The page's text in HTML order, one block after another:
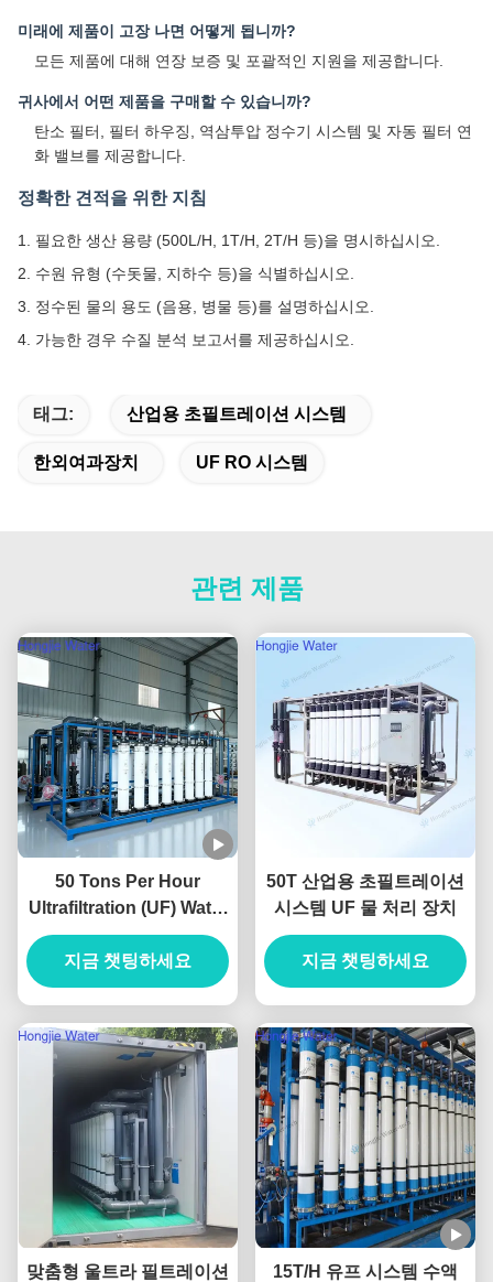
미래에 제품이 고장 나면 어떻게 됩니까?
모든 제품에 대해 연장 보증 및 포괄적인 지원을 제공합니다.
귀사에서 어떤 제품을 구매할 수 있습니까?
탄소 필터, 필터 하우징, 역삼투압 정수기 시스템 및 자동 필터 연
화 밸브를 제공합니다.
정확한 견적을 위한 지침
1. 필요한 생산 용량 (500L/H, 1T/H, 2T/H 등)을 명시하십시오.
2. 수원 유형 (수돗물, 지하수 등)을 식별하십시오.
3. 정수된 물의 용도 (음용, 병물 등)를 설명하십시오.
4. 가능한 경우 수질 분석 보고서를 제공하십시오.
태그: 산업용 초필트레이션 시스템
한외여과장치 UF RO 시스템
관련 제품
50 Tons Per Hour
Ultrafiltration (UF) Water
Treatment System For
Pretreatment System
지금 챗팅하세요
50T 산업용 초필트레이션
시스템 UF 물 처리 장치
지금 챗팅하세요
맞춤형 울트라 필트레이션
15T/H 유프 시스템 수액